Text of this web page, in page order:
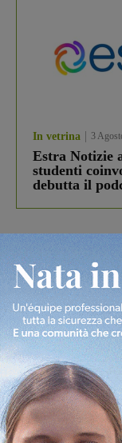
In vetrina 3
Estra Notizie
studenti
debutta il
Più lette
Figline Incisa
Piscina di
Pnrr, il
Cronaca 4 Agosto
Un anno fa